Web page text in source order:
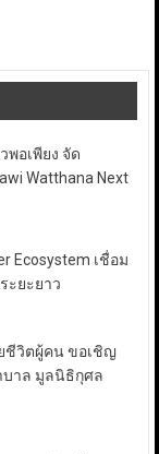
อเพียง จัด
Watthana Next
Ecosystem เชื่อม
ะยะยาว
ชีวิตผู้คน ขอเชิญ
บาล มูลนิธิกุศล